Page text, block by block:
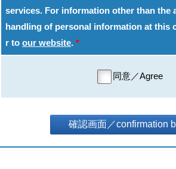
services. For information other than the
handling of personal information at this
r to our website. *
同意／Agree